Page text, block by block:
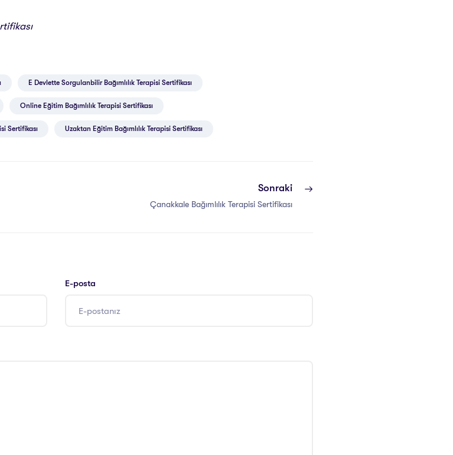
E Devlette Sorgulanbilir Bağımlılık Terapisi Sertifikası
Online Eğitim Bağımlılık Terapisi Sertifikası
Sertifikası Uzaktan Eğitim Bağımlılık Terapisi Sertifikası
Sonraki
Çanakkale Bağımlılık Terapisi Sertifikası
E-posta